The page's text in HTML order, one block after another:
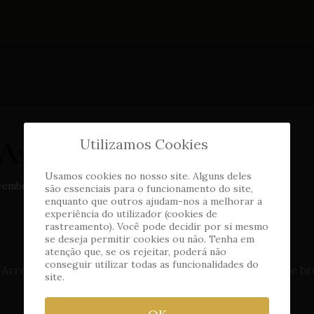
2024 - Viseu
2024 Acessos: 2747
Arrecadámos quatro medalhas, três de prata e uma de
Utilizamos Cookies
Usamos cookies no nosso site. Alguns deles
são essenciais para o funcionamento do site,
enquanto que outros ajudam-nos a melhorar a
experiência do utilizador (cookies de
rastreamento). Você pode decidir por si mesmo
se deseja permitir cookies ou não. Tenha em
atenção que, se os rejeitar, poderá não
conseguir utilizar todas as funcionalidades do
site.